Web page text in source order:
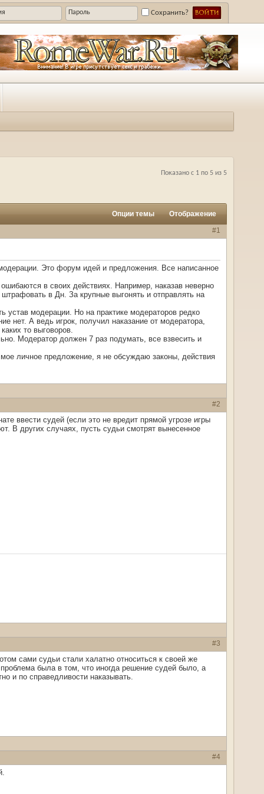
Сохранить?
Показано с 1 по 5 из 5
Опции темы Отображение
#1
Это форум идей и предложения. Все написанное
в своих действиях. Например, наказав неверно
в Дн. За крупные выгонять и отправлять на
модерации. Но на практике модераторов редко
нет. А ведь игрок, получил наказание от модератора,
то выговоров.
Модератор должен 7 раз подумать, все взвесить и
личное предложение, я не обсуждаю законы, действия
#2
ввести судей (если это не вредит прямой угрозе игры
В других случаях, пусть судьи смотрят вынесенное
#3
сами судьи стали халатно относиться к своей же
была в том, что иногда решение судей было, а
и по справедливости наказывать.
#4